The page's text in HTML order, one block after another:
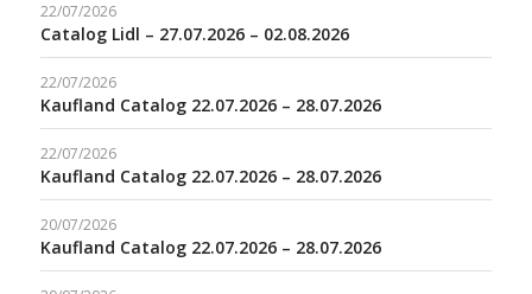
22/07/2026
Catalog Lidl – 27.07.2026 – 02.08.2026
22/07/2026
Kaufland Catalog 22.07.2026 – 28.07.2026
22/07/2026
Kaufland Catalog 22.07.2026 – 28.07.2026
20/07/2026
Kaufland Catalog 22.07.2026 – 28.07.2026